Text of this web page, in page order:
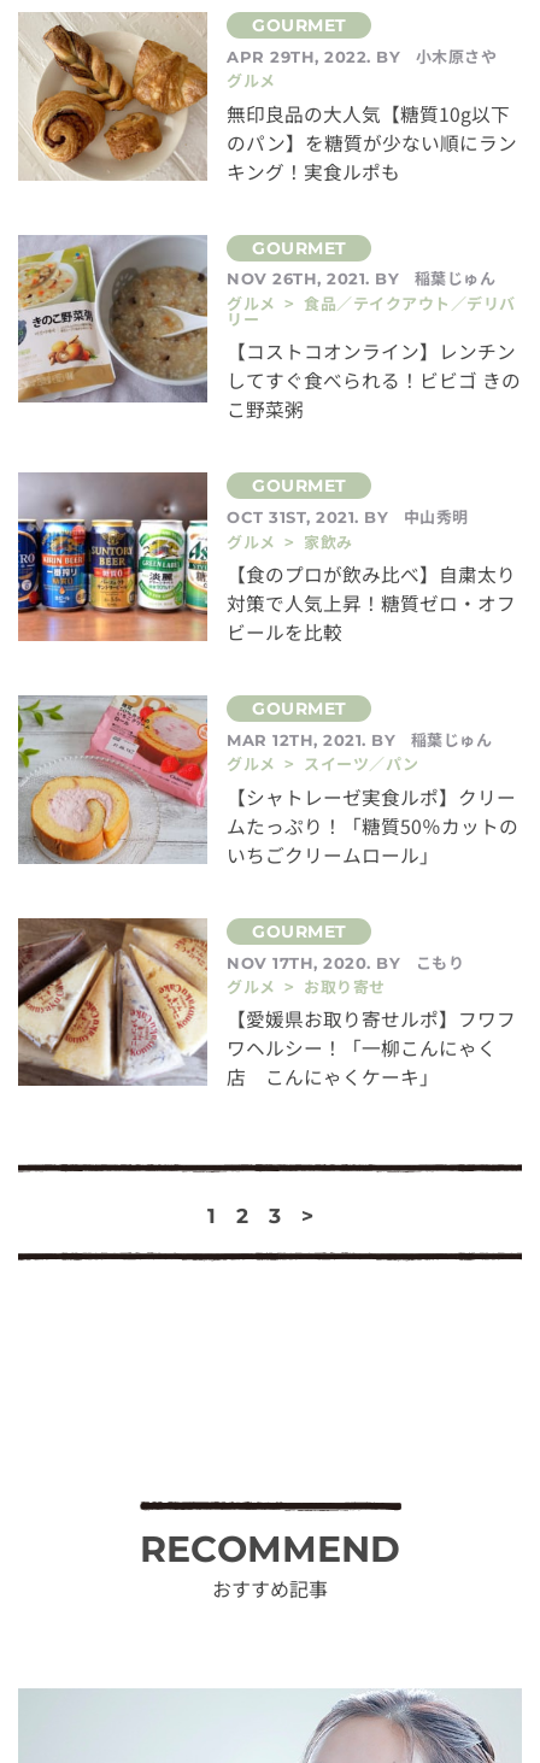
APR 29TH, 2022. BY
小木原さや
グルメ
無印良品の大人気【糖質10g以下
のパン】を糖質が少ない順にラン
キング！実食ルポも
NOV 26TH, 2021. BY
稲葉じゅん
グルメ > 食品／テイクアウト／デリバ
リー
【コストコオンライン】レンチン
してすぐ食べられる！ビビゴ きの
こ野菜粥
OCT 31ST, 2021. BY
中山秀明
グルメ > 家飲み
【食のプロが飲み比べ】自粛太り
対策で人気上昇！糖質ゼロ・オフ
ビールを比較
MAR 12TH, 2021. BY
稲葉じゅん
グルメ > スイーツ／パン
【シャトレーゼ実食ルポ】クリー
ムたっぷり！「糖質50％カットの
いちごクリームロール」
NOV 17TH, 2020. BY
こもり
グルメ > お取り寄せ
【愛媛県お取り寄せルポ】フワフ
ワヘルシー！「一柳こんにゃく
店 こんにゃくケーキ」
1 2 3 >
RECOMMEND
おすすめ記事